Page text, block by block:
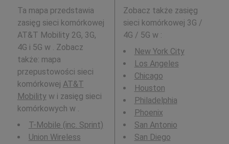
Ta mapa przedstawia
zasięg sieci komórkowej
AT&T Mobility 2G, 3G,
4G i 5G w . Zobacz
także: mapa
przepustowości sieci
komórkowej AT&T
Mobilityw i zasięg sieci
komórkowych w .
T-Mobile (inc. Sprint)
Union Wireless
Zobacz także zasięg
sieci komórkowej 3G /
4G / 5G w :
New York City
Los Angeles
Chicago
Houston
Philadelphia
Phoenix
San Antonio
San Diego